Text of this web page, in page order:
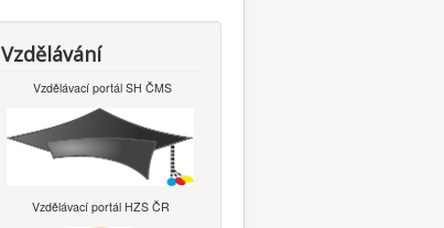
Vzdělávání
Vzdělávací portál SH ČMS
Vzdělávací portál HZS ČR